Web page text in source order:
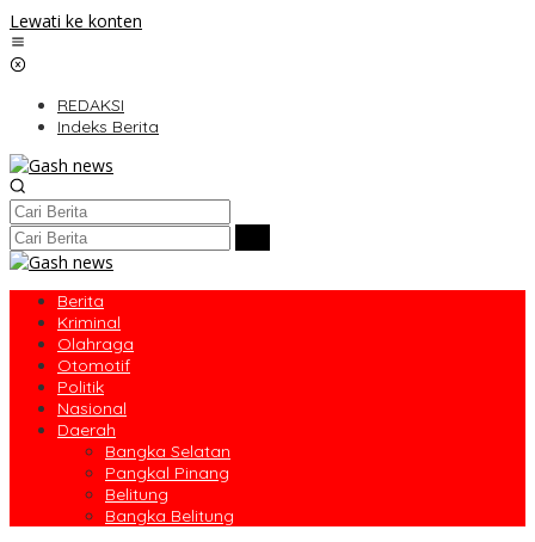
Lewati ke konten
REDAKSI
Indeks Berita
Berita
Kriminal
Olahraga
Otomotif
Politik
Nasional
Daerah
Bangka Selatan
Pangkal Pinang
Belitung
Bangka Belitung